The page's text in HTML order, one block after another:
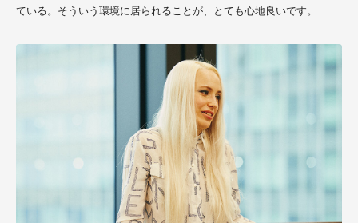
ている。そういう環境に居られることが、とても心地良いです。